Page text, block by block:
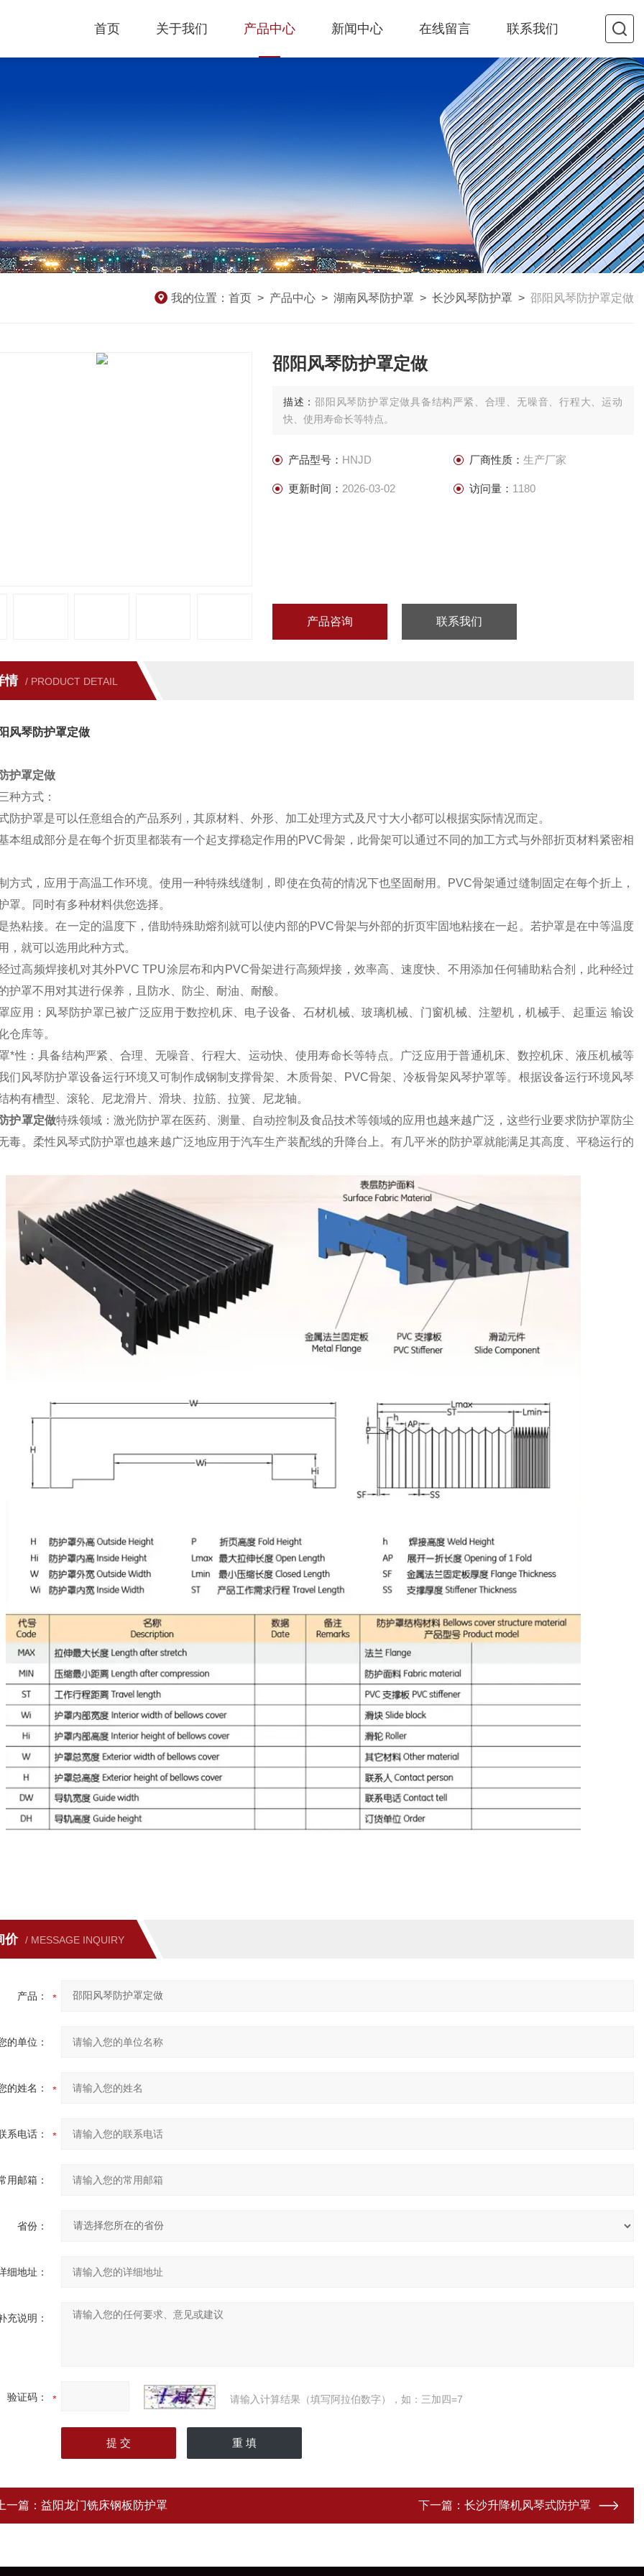
首页 关于我们 产品中心 新闻中心 在线留言 联系我们
我的位置： 首页 > 产品中心 > 湖南风琴防护罩 > 长沙风琴防护罩 > 邵阳风琴防护罩定做
邵阳风琴防护罩定做
描述：邵阳风琴防护罩定做具备结构严紧、合理、无噪音、行程大、运动
快、使用寿命长等特点。
产品型号： HNJD 厂商性质： 生产厂家
更新时间： 2026-03-02 访问量： 1180
产品咨询 联系我们
情 / PRODUCT DETAIL
风琴防护罩定做
护罩定做
种方式：
防护罩是可以任意组合的产品系列，其原材料、外形、加工处理方式及尺寸大小都可以根据实际情况而定。
本组成部分是在每个折页里都装有一个起支撑稳定作用的PVC骨架，此骨架可以通过不同的加工方式与外部折页材料紧密相
方式，应用于高温工作环境。使用一种特殊线缝制，即使在负荷的情况下也坚固耐用。PVC骨架通过缝制固定在每个折上，
罩。同时有多种材料供您选择。
热粘接。在一定的温度下，借助特殊助熔剂就可以使内部的PVC骨架与外部的折页牢固地粘接在一起。若护罩是在中等温度
，就可以选用此种方式。
过高频焊接机对其外PVC TPU涂层布和内PVC骨架进行高频焊接，效率高、速度快、不用添加任何辅助粘合剂，此种经过
护罩不用对其进行保养，且防水、防尘、耐油、耐酸。
应用：风琴防护罩已被广泛应用于数控机床、电子设备、石材机械、玻璃机械、门窗机械、注塑机，机械手、起重运 输设
仓库等。
*性：具备结构严紧、合理、无噪音、行程大、运动快、使用寿命长等特点。广泛应用于普通机床、数控机床、液压机械等
们风琴防护罩设备运行环境又可制作成钢制支撑骨架、木质骨架、PVC骨架、冷板骨架风琴护罩等。根据设备运行环境风琴
构有槽型、滚轮、尼龙滑片、滑块、拉筋、拉簧、尼龙轴。
护罩定做特殊领域：激光防护罩在医药、测量、自动控制及食品技术等领域的应用也越来越广泛，这些行业要求防护罩防尘
毒。柔性风琴式防护罩也越来越广泛地应用于汽车生产装配线的升降台上。有几平米的防护罩就能满足其高度、平稳运行的
价 / MESSAGE INQUIRY
产品：
的单位：
的姓名：
系电话：
用邮箱：
省份：
细地址：
充说明：
验证码： 请输入计算结果（填写阿拉伯数字），如：三加四=7
一篇： 益阳龙门铣床钢板防护罩 下一篇： 长沙升降机风琴式防护罩